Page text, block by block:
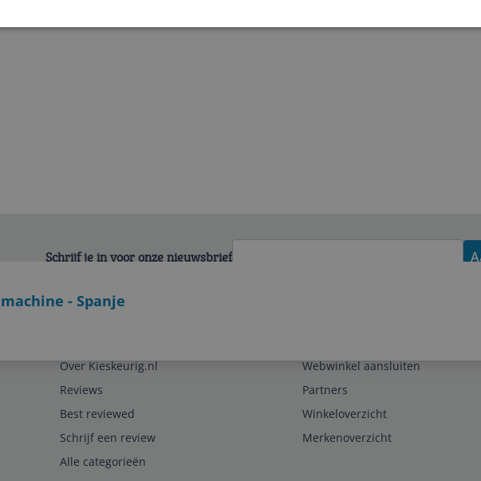
- Spanje
Schrijf je in voor onze nieuwsbrief
Over Kieskeurig.nl
Reviews
Best reviewed
Schrijf een review
Alle categorieën
Webwinkel aansluiten
Partners
Winkeloverzicht
Merkenoverzicht